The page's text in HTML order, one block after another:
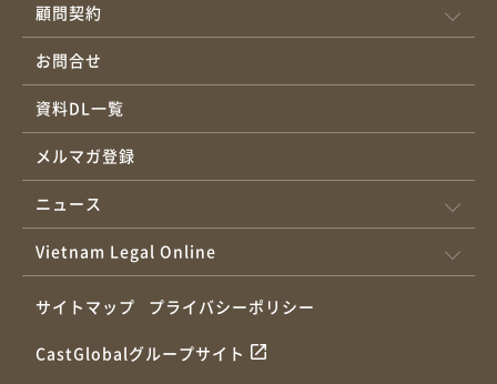
顧問契約
お問合せ
資料DL一覧
メルマガ登録
ニュース
Vietnam Legal Online
サイトマップ プライバシーポリシー
CastGlobalグループサイト